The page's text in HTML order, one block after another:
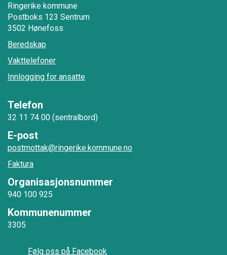
Ringerike kommune
Postboks 123 Sentrum
3502 Hønefoss
Beredskap
Vakttelefoner
Innlogging for ansatte
Telefon
32 11 74 00 (sentralbord)
E-post
postmottak@ringerike.kommune.no
Faktura
Organisasjonsnummer
940 100 925
Kommunenummer
3305
Følg oss på Facebook